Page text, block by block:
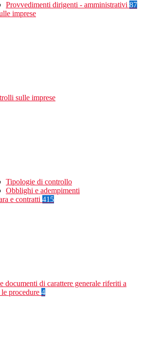
Provvedimenti dirigenti - amministrativi 87
imprese
sulle imprese
Tipologie di controllo
Obblighi e adempimenti
e contratti 415
documenti di carattere generale riferiti a
procedure 4